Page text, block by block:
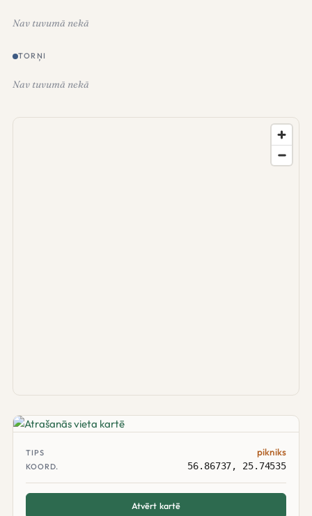
Nav tuvumā nekā
TORŅI
Nav tuvumā nekā
TIPS pikniks
KOORD. 56.86737, 25.74535
Atvērt kartē